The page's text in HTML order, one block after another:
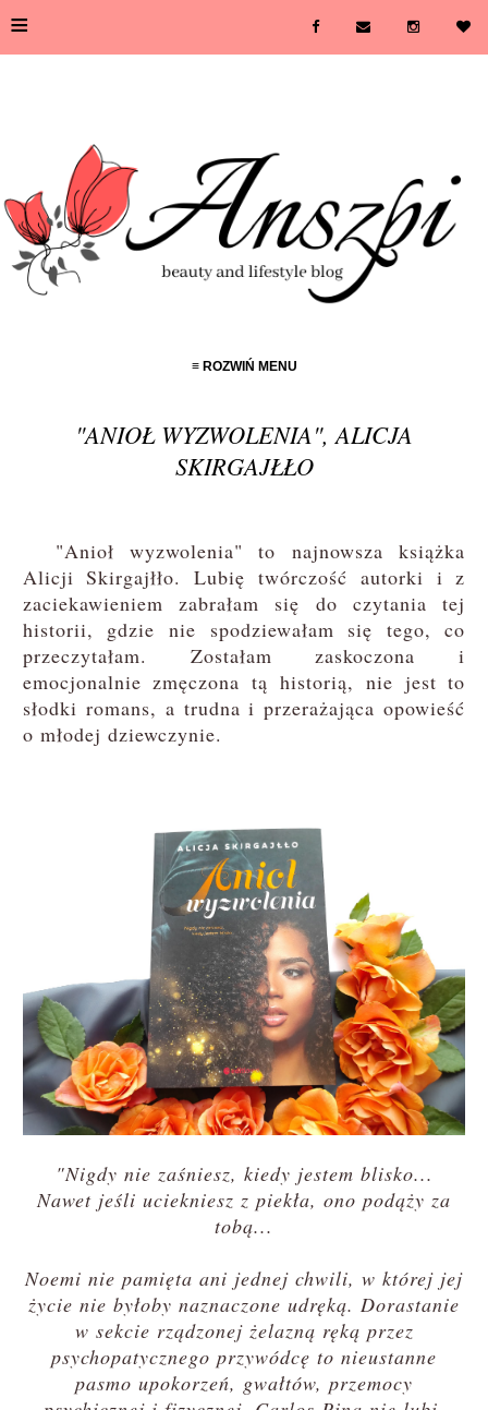
≡
≡ ROZWIŃ MENU
"ANIOŁ WYZWOLENIA", ALICJA
SKIRGAJŁŁO
"Anioł wyzwolenia" to najnowsza książka
Alicji Skirgajłło. Lubię twórczość autorki i z
zaciekawieniem zabrałam się do czytania tej
historii, gdzie nie spodziewałam się tego, co
przeczytałam. Zostałam zaskoczona i
emocjonalnie zmęczona tą historią, nie jest to
słodki romans, a trudna i przerażająca opowieść
o młodej dziewczynie.
"Nigdy nie zaśniesz, kiedy jestem blisko...
Nawet jeśli uciekniesz z piekła, ono podąży za
tobą...
Noemi nie pamięta ani jednej chwili, w której jej
życie nie byłoby naznaczone udręką. Dorastanie
w sekcie rządzonej żelazną ręką przez
psychopatycznego przywódcę to nieustanne
pasmo upokorzeń, gwałtów, przemocy